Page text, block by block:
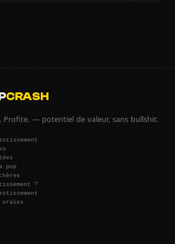
CRASH
Profite. — potentiel de valeur, sans bullshit.
pop
?